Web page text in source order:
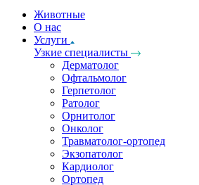
Животные
О нас
Услуги
Узкие специалисты
Дерматолог
Офтальмолог
Герпетолог
Ратолог
Орнитолог
Онколог
Травматолог-ортопед
Экзопатолог
Кардиолог
Ортопед